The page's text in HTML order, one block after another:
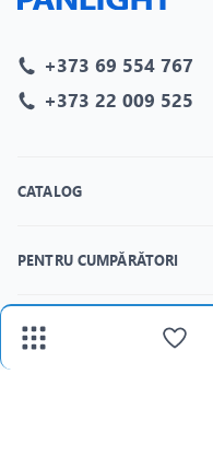
+373 69 554 767
+373 22 009 525
CATALOG
PENTRU CUMPĂRĂTORI
MAGAZINELE